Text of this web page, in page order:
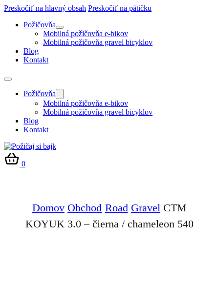
Preskočiť na hlavný obsah Preskočiť na pätičku
Požičovňa
Mobilná požičovňa e-bikov
Mobilná požičovňa gravel bicyklov
Blog
Kontakt
Požičovňa
Mobilná požičovňa e-bikov
Mobilná požičovňa gravel bicyklov
Blog
Kontakt
0
Domov Obchod Road Gravel CTM
KOYUK 3.0 – čierna / chameleon 540